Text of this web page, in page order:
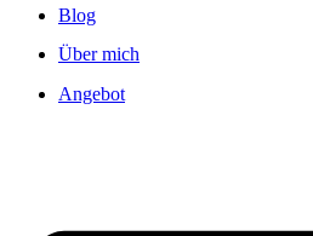
Blog
Über mich
Angebot